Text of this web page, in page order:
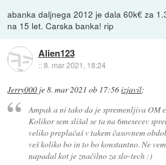
abanka daljnega 2012 je dala 60k€ za
na 15 let. Carska banka! rip
Alien123
::8. mar 2021, 18:24
Jerry000 je8. mar 2021 ob 17:56izjavil:
Ampak a ni tako da je spremenljiva OM
Kolikor sem slišal se ta na 6mesecev
veliko preplačaš v takem časovnem
veš koliko bo in to bo konstantno. Ne
napadal kot je značilno za slo-tech :)